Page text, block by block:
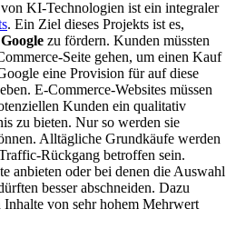
KI-Technologien ist ein integraler
. Ein Ziel dieses Projekts ist es,
zu fördern. Kunden müssten
Seite gehen, um einen Kauf
eine Provision für auf diese
E-Commerce-Websites müssen
Kunden ein qualitativ
zu bieten. Nur so werden sie
Alltägliche Grundkäufe werden
Rückgang betroffen sein.
anbieten oder bei denen die Auswahl
besser abschneiden. Dazu
Inhalte von sehr hohem Mehrwert